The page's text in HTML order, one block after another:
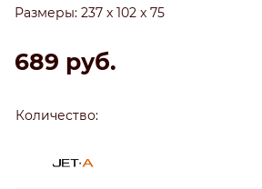
Размеры: 237 x 102 x 75
689 руб.
Количество: